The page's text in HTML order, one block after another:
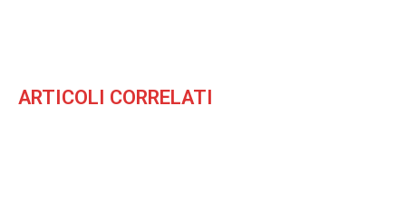
ARTICOLI CORRELATI